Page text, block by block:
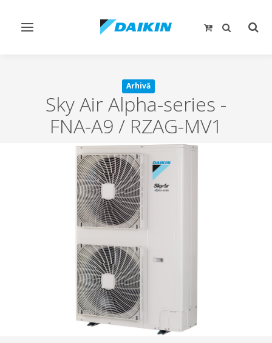
Comutare
Arhivă
Sky Air Alpha-series -
FNA-A9 / RZAG-MV1